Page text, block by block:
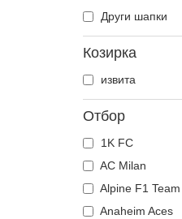
Други шапки
Козирка
извита
Отбор
1K FC
AC Milan
Alpine F1 Team
Anaheim Aces